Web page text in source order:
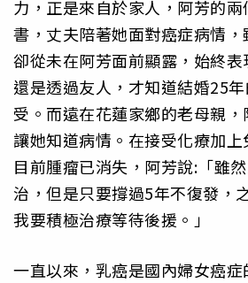
力，正是來自於家人，阿芳的
書，丈夫陪著她面對癌症病情，
卻從未在阿芳面前顯露，始終
還是透過友人，才知道結婚25
受。而遠在花蓮家鄉的老母親
讓她知道病情。在接受化療加上
目前腫瘤已消失，阿芳說:「雖
治，但是只要撐過5年不復發，
我要積極治療等待後援。」
一直以來，乳癌是國內婦女癌